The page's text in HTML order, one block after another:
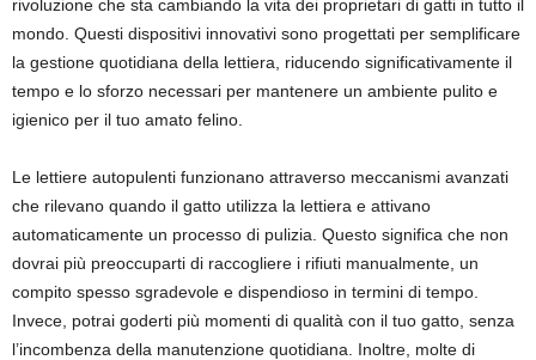
rivoluzione che sta cambiando la vita dei proprietari di gatti in tutto il
mondo. Questi dispositivi innovativi sono progettati per semplificare
la gestione quotidiana della lettiera, riducendo significativamente il
tempo e lo sforzo necessari per mantenere un ambiente pulito e
igienico per il tuo amato felino.
Le lettiere autopulenti funzionano attraverso meccanismi avanzati
che rilevano quando il gatto utilizza la lettiera e attivano
automaticamente un processo di pulizia. Questo significa che non
dovrai più preoccuparti di raccogliere i rifiuti manualmente, un
compito spesso sgradevole e dispendioso in termini di tempo.
Invece, potrai goderti più momenti di qualità con il tuo gatto, senza
l’incombenza della manutenzione quotidiana. Inoltre, molte di